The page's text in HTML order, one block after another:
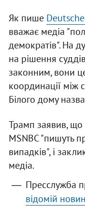
Як пише
вважає медіа
демократів". На
на рішення
законним, вони
координації між
Білого дому
Трамп заявив, що
MSNBC "пишуть
випадків", і
медіа.
Пресслужба
відомій